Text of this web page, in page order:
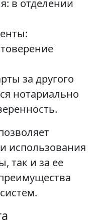
в отделении
за другого
нотариально
использования
так и за ее